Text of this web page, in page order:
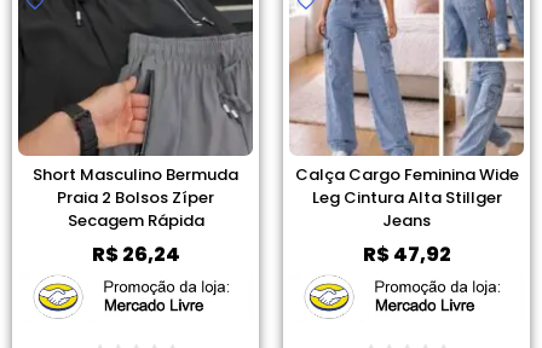
Short Masculino Bermuda
Praia 2 Bolsos Zíper
Secagem Rápida
R$26,24
Calça Cargo Feminina Wide
Leg Cintura Alta Stillger
Jeans
R$47,92